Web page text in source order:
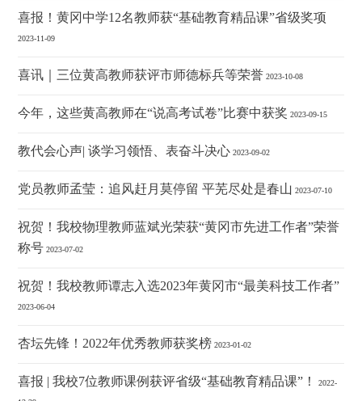
喜报！黄冈中学12名教师获“基础教育精品课”省级奖项
2023-11-09
喜讯｜三位黄高教师获评市师德标兵等荣誉 2023-10-08
今年，这些黄高教师在“说高考试卷”比赛中获奖 2023-09-15
教代会心声| 谈学习领悟、表奋斗决心 2023-09-02
党员教师孟莹：追风赶月莫停留 平芜尽处是春山 2023-07-10
祝贺！我校物理教师蓝斌光荣获“黄冈市先进工作者”荣誉
称号 2023-07-02
祝贺！我校教师谭志入选2023年黄冈市“最美科技工作者”
2023-06-04
杏坛先锋！2022年优秀教师获奖榜 2023-01-02
喜报 | 我校7位教师课例获评省级“基础教育精品课”！ 2022-